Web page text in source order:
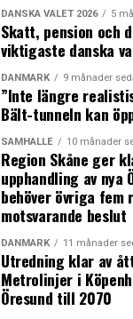
DANSKA VALET 2026 5
Skatt, pension och
viktigaste danska
DANMARK 9 månader
”Inte längre
Bält-tunneln kan
SAMHÄLLE 10 månader
Region Skåne ger
upphandling av nya
behöver övriga
motsvarande beslut
DANMARK 11 månader
Utredning klar av
Metrolinjer i
Öresund till 2070